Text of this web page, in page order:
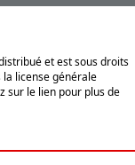
et est sous droits
la license générale
sur le lien pour plus de